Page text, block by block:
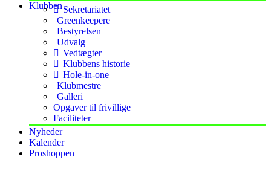
KlubbenSekretariatet
Greenkeepere
Bestyrelsen
Udvalg
Vedtægter
Klubbens historie
Hole-in-one
Klubmestre
Galleri
Opgaver til frivillige
Faciliteter
Nyheder
Kalender
Proshoppen